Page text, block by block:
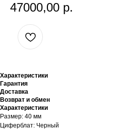
47000,00 р.
Характеристики
Гарантия
Доставка
Возврат и обмен
Характеристики
Размер: 40 мм
Циферблат: Черный